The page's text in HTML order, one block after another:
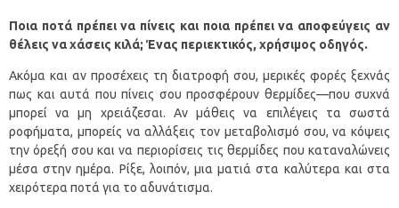
Ποια ποτά πρέπει να πίνεις και ποια πρέπει να αποφεύγεις αν
θέλεις να χάσεις κιλά; Ένας περιεκτικός, χρήσιμος οδηγός.
Ακόμα και αν προσέχεις τη διατροφή σου, μερικές φορές ξεχνάς
πως και αυτά που πίνεις σου προσφέρουν θερμίδες—που συχνά
μπορεί να μη χρειάζεσαι. Αν μάθεις να επιλέγεις τα σωστά
ροφήματα, μπορείς να αλλάξεις τον μεταβολισμό σου, να κόψεις
την όρεξή σου και να περιορίσεις τις θερμίδες που καταναλώνεις
μέσα στην ημέρα. Ρίξε, λοιπόν, μια ματιά στα καλύτερα και στα
χειρότερα ποτά για το αδυνάτισμα.